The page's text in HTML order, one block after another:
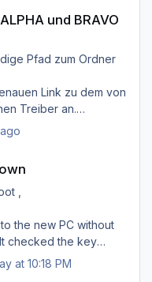
und BRAVO
Pfad zum Ordner
Link zu dem von
Treiber an.
,
the new PC without
checked the key
everything went
it failed for TOPCAT;
at 10:18 PM